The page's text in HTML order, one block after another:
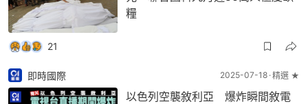
糧
21
即時國際 2025-07-18 精選 ★
以色列空襲敘利亞 爆炸瞬間敘電